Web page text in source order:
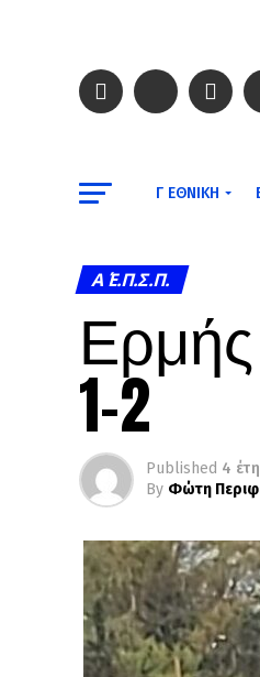
Γ ΕΘΝΙΚΉ
Α΄ Ε.Π.Σ.Π.
1-2
Published 4
By Φώτη